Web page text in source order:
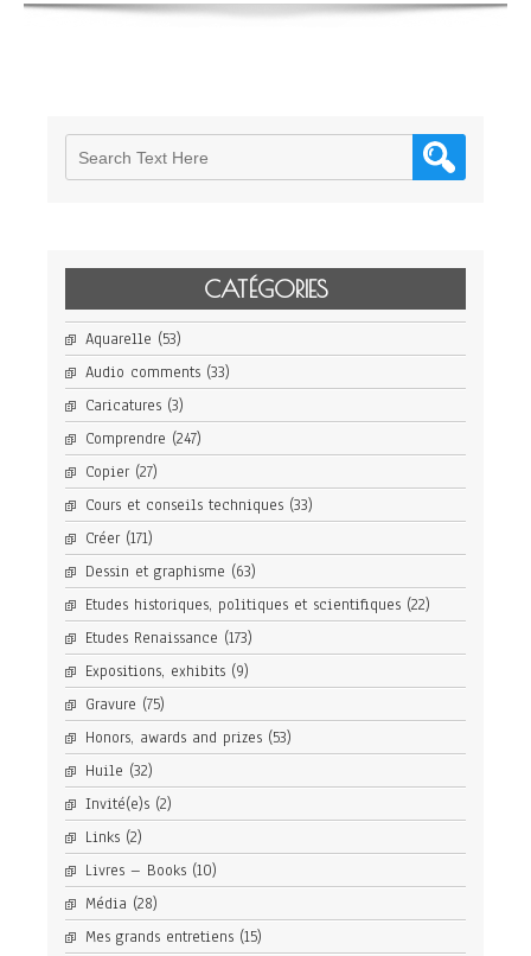
CATÉGORIES
Aquarelle (53)
Audio comments (33)
Caricatures (3)
Comprendre (247)
Copier (27)
Cours et conseils techniques (33)
Créer (171)
Dessin et graphisme (63)
Etudes historiques, politiques et scientifiques (22)
Etudes Renaissance (173)
Expositions, exhibits (9)
Gravure (75)
Honors, awards and prizes (53)
Huile (32)
Invité(e)s (2)
Links (2)
Livres – Books (10)
Média (28)
Mes grands entretiens (15)